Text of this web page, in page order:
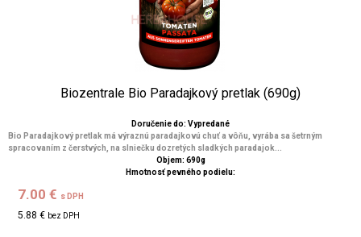
Biozentrale Bio Paradajkový pretlak (690g)
Doručenie do: Vypredané
Bio Paradajkový pretlak má výraznú paradajkovú chuť a vôňu, vyrába sa šetrným
spracovaním z čerstvých, na slniečku dozretých sladkých paradajok...
Objem: 690g
Hmotnosť pevného podielu:
7.00 € s DPH
5.88 € bez DPH